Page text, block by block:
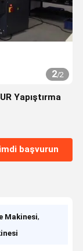
2/2
Yapıştırma
başvurun
Makinesi,